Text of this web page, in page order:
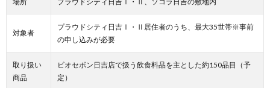
対象者
プラウドシティ日吉Ⅰ・Ⅱ居住者のうち、最大35世帯※事前
の申し込みが必要
取り扱い
商品
ビオセボン日吉店で扱う飲食料品を主とした約150品目（予
定）